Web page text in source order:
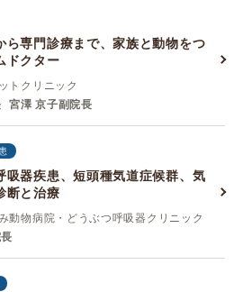
ら専門診療まで、家族と動物をつ
ドクター
トクリニック
宮澤 京子副院長
吸器疾患、短頭種気道症候群、気
断と治療
動物病院・どうぶつ呼吸器クリニック